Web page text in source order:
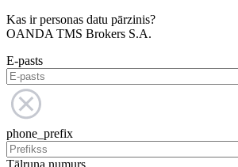
Kas ir personas datu pārzinis?
OANDA TMS Brokers S.A.
E-pasts
phone_prefix
Tālruņa numurs